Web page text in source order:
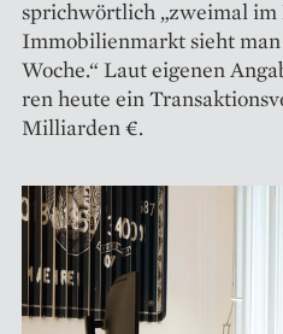
sprichwörtlich „zweimal im
Immobilienmarkt sieht
Woche.“ Laut eige­nen
ren heute ein
Milliarden €.